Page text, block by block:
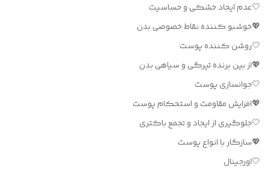
🤍عدم ایجاد خشکی و حساسیت
💖خوشبو کننده نقاط خصوصی بدن
🤍روشن کننده پوست
💖از بین برنده تیرگی و سیاهی بدن
🤍جوانسازی پوست
💖افزایش مقاومت و استحکام پوست
🤍جلوگیری از ایجاد و تجمع باکتری
💖سازگار با انواع پوست
🤍اورجینال